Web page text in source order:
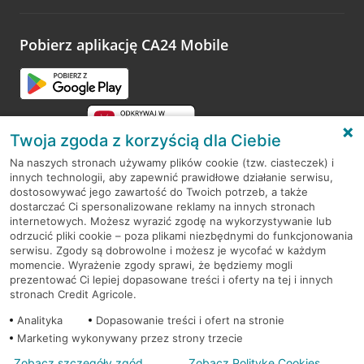
opinie.
Pobierz aplikację CA24 Mobile
RODO
Regulamin serwisu
Mapa serwisu
PolitykaCookies
Twoja zgoda z korzyścią dla Ciebie
Na naszych stronach używamy plików cookie (tzw. ciasteczek) i
innych technologii, aby zapewnić prawidłowe działanie serwisu,
dostosowywać jego zawartość do Twoich potrzeb, a także
dostarczać Ci spersonalizowane reklamy na innych stronach
internetowych. Możesz wyrazić zgodę na wykorzystywanie lub
odrzucić pliki cookie – poza plikami niezbędnymi do funkcjonowania
serwisu. Zgody są dobrowolne i możesz je wycofać w każdym
momencie. Wyrażenie zgody sprawi, że będziemy mogli
prezentować Ci lepiej dopasowane treści i oferty na tej i innych
stronach Credit Agricole.
Analityka
Dopasowanie treści i ofert na stronie
Marketing wykonywany przez strony trzecie